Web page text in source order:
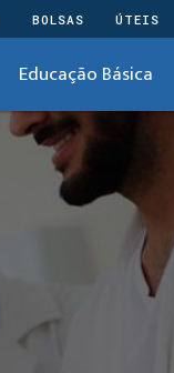
BOLSAS ÚTEIS
Educação Básica